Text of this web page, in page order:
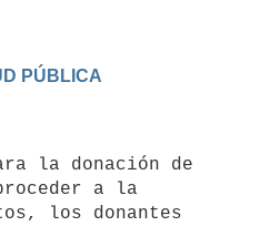
a la
los donantes